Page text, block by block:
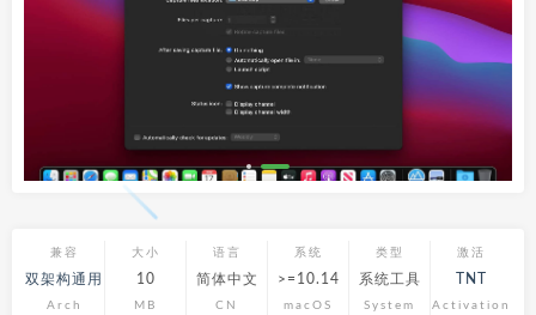
兼容
双架构通用
Arch
大小
10
MB
语言
简体中文
CN
系统
>=10.14
macOS
类型
系统工具
System
激活
TNT
Activation